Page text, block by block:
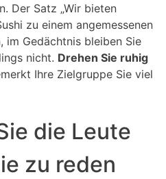
Der Satz „Wir bieten
zu einem angemessenen
im Gedächtnis bleiben Sie
nicht. Drehen Sie ruhig
Ihre Zielgruppe Sie viel
die Leute
zu reden